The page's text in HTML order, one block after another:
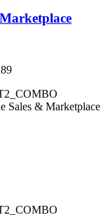
Sales & Marketplace